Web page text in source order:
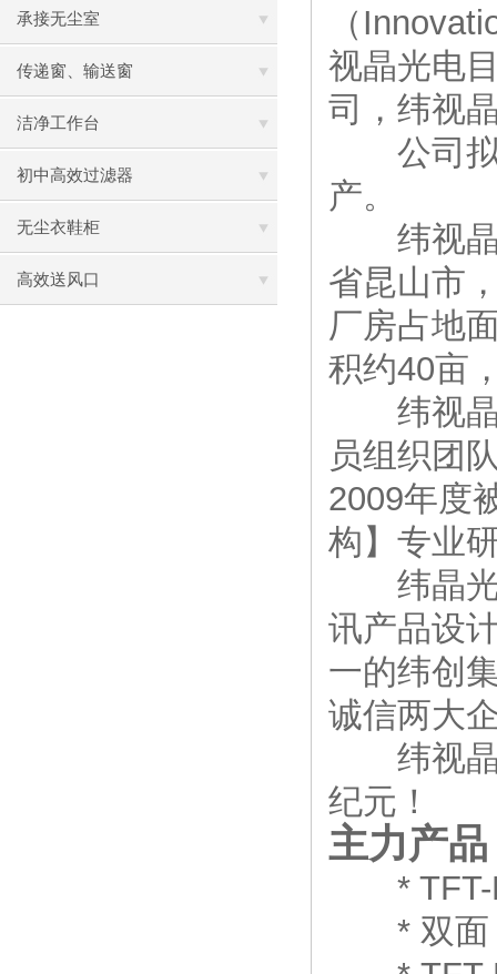
承接无尘室
传递窗、输送窗
洁净工作台
初中高效过滤器
无尘衣鞋柜
高效送风口
（
视晶光电
司，纬视
公司拟
产。
纬视晶
省昆山市
厂房占地
积约40亩
纬视晶
员组织团
2009年度
构】专业
纬晶光
讯产品设
一的纬创
诚信两大
纬视晶
纪元！
主力产品
* TFT-
* 双面